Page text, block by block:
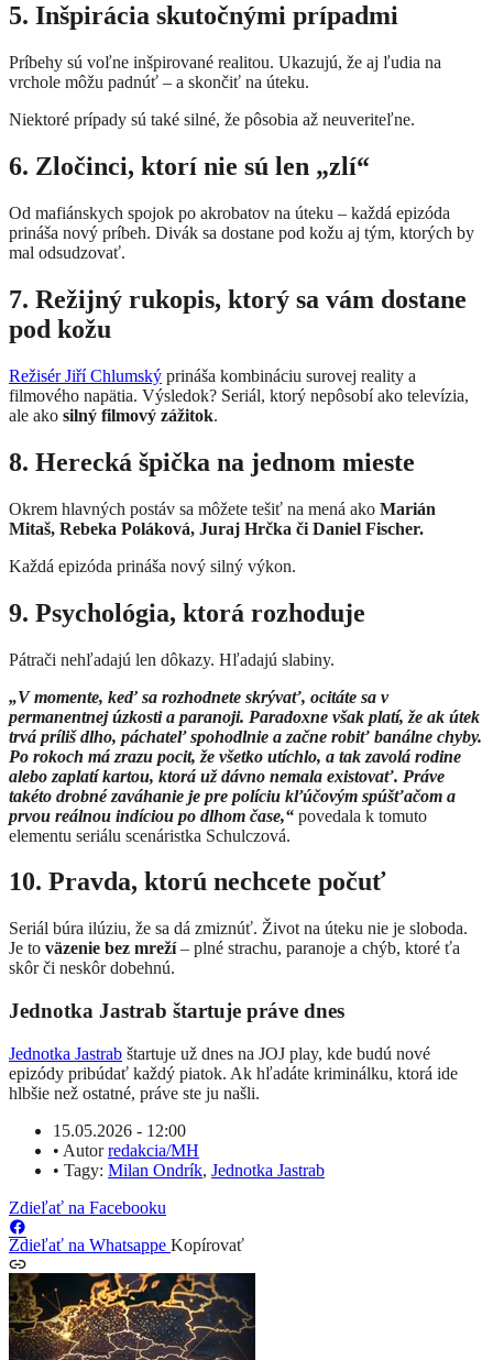
5. Inšpirácia skutočnými prípadmi
Príbehy sú voľne inšpirované realitou. Ukazujú, že aj ľudia na
vrchole môžu padnúť – a skončiť na úteku.
Niektoré prípady sú také silné, že pôsobia až neuveriteľne.
6. Zločinci, ktorí nie sú len „zlí“
Od mafiánskych spojok po akrobatov na úteku – každá epizóda
prináša nový príbeh. Divák sa dostane pod kožu aj tým, ktorých by
mal odsudzovať.
7. Režijný rukopis, ktorý sa vám dostane
pod kožu
Režisér Jiří Chlumský prináša kombináciu surovej reality a
filmového napätia. Výsledok? Seriál, ktorý nepôsobí ako televízia,
ale ako silný filmový zážitok.
8. Herecká špička na jednom mieste
Okrem hlavných postáv sa môžete tešiť na mená ako Marián
Mitaš, Rebeka Poláková, Juraj Hrčka či Daniel Fischer.
Každá epizóda prináša nový silný výkon.
9. Psychológia, ktorá rozhoduje
Pátrači nehľadajú len dôkazy. Hľadajú slabiny.
„V momente, keď sa rozhodnete skrývať, ocitáte sa v
permanentnej úzkosti a paranoji. Paradoxne však platí, že ak útek
trvá príliš dlho, páchateľ spohodlnie a začne robiť banálne chyby.
Po rokoch má zrazu pocit, že všetko utíchlo, a tak zavolá rodine
alebo zaplatí kartou, ktorá už dávno nemala existovať. Práve
takéto drobné zaváhanie je pre políciu kľúčovým spúšťačom a
prvou reálnou indíciou po dlhom čase,“ povedala k tomuto
elementu seriálu scenáristka Schulczová.
10. Pravda, ktorú nechcete počuť
Seriál búra ilúziu, že sa dá zmiznúť. Život na úteku nie je sloboda.
Je to väzenie bez mreží– plné strachu, paranoje a chýb, ktoré ťa
skôr či neskôr dobehnú.
Jednotka Jastrab štartuje práve dnes
Jednotka Jastrab štartuje už dnes na JOJ play, kde budú nové
epizódy pribúdať každý piatok. Ak hľadáte kriminálku, ktorá ide
hlbšie než ostatné, práve ste ju našli.
15.05.2026 - 12:00
• Autorredakcia/MH
• Tagy: Milan Ondrík, Jednotka Jastrab
Zdieľať na Facebooku
Zdieľať na Whatsappe Kopírovať